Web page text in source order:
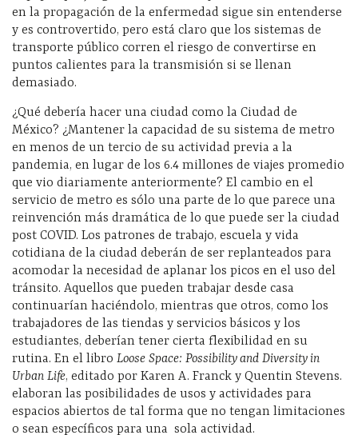
en la propagación de la enfermedad sigue sin entenderse
y es controvertido, pero está claro que los sistemas de
transporte público corren el riesgo de convertirse en
puntos calientes para la transmisión si se llenan
demasiado.
¿Qué debería hacer una ciudad como la Ciudad de
México? ¿Mantener la capacidad de su sistema de metro
en menos de un tercio de su actividad previa a la
pandemia, en lugar de los 6.4 millones de viajes promedio
que vio diariamente anteriormente? El cambio en el
servicio de metro es sólo una parte de lo que parece una
reinvención más dramática de lo que puede ser la ciudad
post COVID. Los patrones de trabajo, escuela y vida
cotidiana de la ciudad deberán de ser replanteados para
acomodar la necesidad de aplanar los picos en el uso del
tránsito. Aquellos que pueden trabajar desde casa
continuarían haciéndolo, mientras que otros, como los
trabajadores de las tiendas y servicios básicos y los
estudiantes, deberían tener cierta flexibilidad en su
rutina. En el libro Loose Space: Possibility and Diversity in
Urban Life, editado por Karen A. Franck y Quentin Stevens.
elaboran las posibilidades de usos y actividades para
espacios abiertos de tal forma que no tengan limitaciones
o sean específicos para una sola actividad.